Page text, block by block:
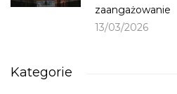
zaangażowanie
13/03/2026
Kategorie